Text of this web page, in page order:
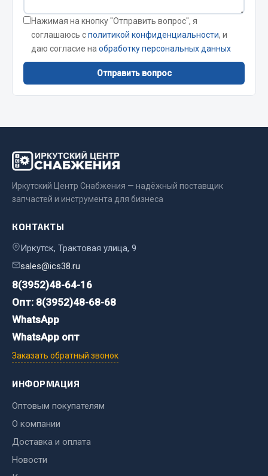
Хомуты
Показать ещё
Весь раздел
Адаптеры и переходники
Тройники
Трубки, муфты, гайки
Угольники
Весь раздел
Инструмент
Автомобильный инструмент
Измерительный инструмент
Крепежный инструмент
Режущий инструмент
Слесарный инструмент
Столярный инструмент
Нажимая на кнопку "Отправить вопрос", я
соглашаюсь сполитикой конфиденциальности, и
даю согласие на обработку персональных данных
Отправить вопрос
Иркутский Центр Снабжения — надёжный поставщик
запчастей и инструмента для бизнеса
КОНТАКТЫ
Иркутск, Трактовая улица, 9
sales@ics38.ru
8(3952)48-64-16
Опт: 8(3952)48-68-68
WhatsApp
WhatsApp опт
Заказать обратный звонок
ИНФОРМАЦИЯ
Оптовым покупателям
О компании
Доставка и оплата
Новости